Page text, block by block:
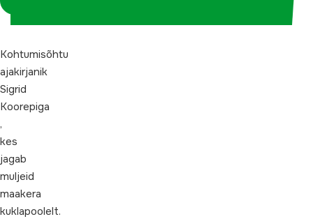
Kohtumisõhtu
ajakirjanik
Sigrid
Koorepiga
,
kes
jagab
muljeid
maakera
kuklapoolelt.